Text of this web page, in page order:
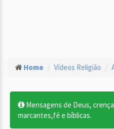
Home Vídeos Religião
Mensagens de Deus,
marcantes,fé e bíblicas.